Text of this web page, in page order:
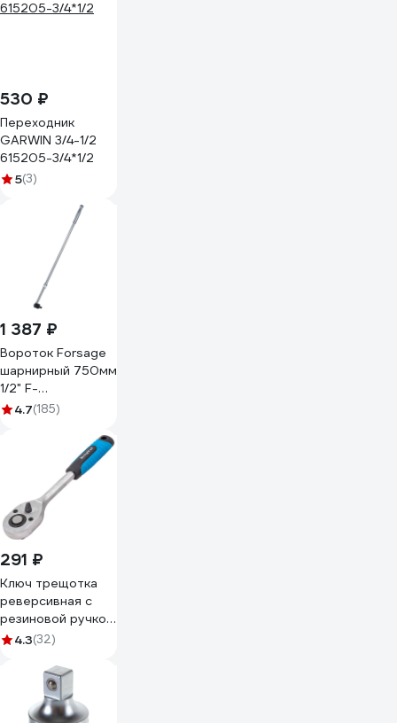
530 ₽
Переходник
GARWIN 3/4-1/2
615205-3/4*1/2
5(3)
1 387 ₽
Вороток Forsage
шарнирный 750мм
1/2" F-
8014750U(8774)
4.7(185)
291 ₽
Ключ трещотка
реверсивная с
резиновой ручкой
KingTul 1/2 KT-
4.3(32)